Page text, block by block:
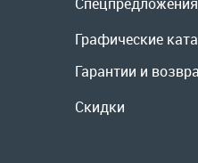
Гарантии и возврат
Скидки